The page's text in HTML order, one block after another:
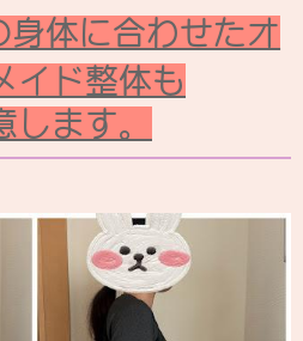
身体に合わせたオ
イド整体も
します。